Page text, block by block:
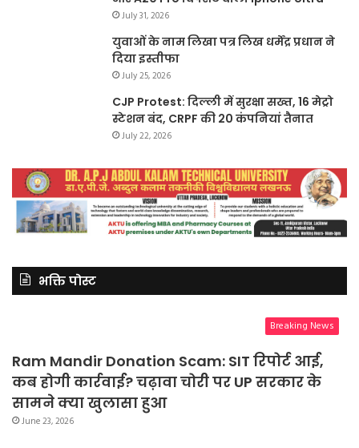
July 31, 2026
युवाओं के नाम लिखा पत्र लिख धर्मेंद्र प्रधान ने
दिया इस्तीफा
July 25, 2026
CJP Protest: दिल्ली में सुरक्षा सख्त, 16 मेट्रो
स्टेशन बंद, CRPF की 20 कंपनियां तैनात
July 22, 2026
भक्ति पोस्ट
Breaking News
Ram Mandir Donation Scam: SIT रिपोर्ट आई,
कब होगी कार्रवाई? चढ़ावा चोरी पर UP सरकार के
सामने क्या खुलासा हुआ
June 23, 2026